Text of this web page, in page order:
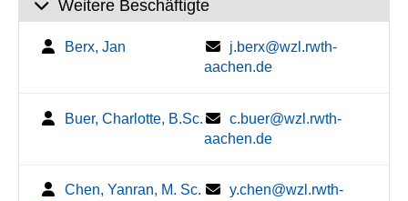
Weitere Beschäftigte
Berx, Jan
j.berx@wzl.rwth-
aachen.de
Buer, Charlotte, B.Sc.
c.buer@wzl.rwth-
aachen.de
Chen, Yanran, M. Sc.
y.chen@wzl.rwth-